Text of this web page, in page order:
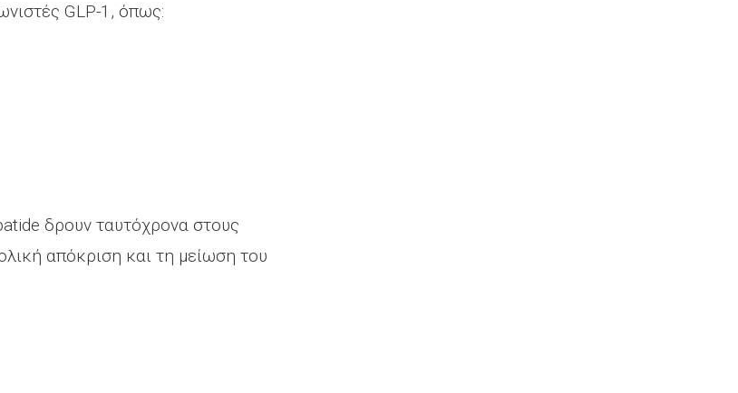
GLP-1, όπως:
δρουν ταυτόχρονα στους
απόκριση και τη μείωση του